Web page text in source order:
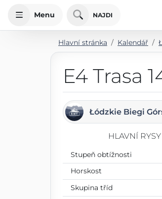
Menu NAJDI
Hlavní stránka Kalendář
E4 Trasa
Łódzkie Biegi
HLAVNÍ
Stupeň obtížnosti
Horskost
Skupina tříd